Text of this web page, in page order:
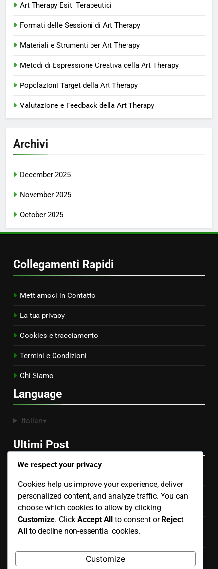
Art Therapy Esiti Terapeutici
Formati delle Sessioni di Art Therapy
Materiali e Strumenti per Art Therapy
Metodi di Espressione Creativa della Art Therapy
Popolazioni Target della Art Therapy
Valutazione e Feedback della Art Therapy
Archivi
December 2025
November 2025
October 2025
Collegamenti Rapidi
Mettiamoci in Contatto
La tua privacy
Cookies e tracciamento
Termini e Condizioni
Chi Siamo
Language
Italian▾
Ultimi Post
Materiali Artistici Eco-Friendly: Sostenibilità, Impatto e
Uso Terapeutico
Scelte di Colore nella Art Therapy: Espressione Emotiva,
Art Therapy: Obiettivi Misurabili, Pianificazione delle
We respect your privacy
Cookies help us improve your experience, deliver
personalized content, and analyze traffic. You can
choose which cookies to allow by clicking
Customize. Click Accept All to consent or Reject
All to decline non-essential cookies.
Customize